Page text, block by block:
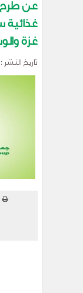
عن طرح
غزة
تاريخ النشر : الأربعاء , 03